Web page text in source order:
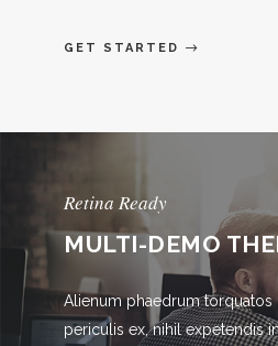
GET STARTED
Retina Ready
MULTI-DEMO
Alienum phaedrum torquatos
periculis ex, nihil expetendis